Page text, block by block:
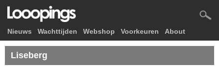
Nieuws Wachttijden Webshop Voorkeuren About
Liseberg